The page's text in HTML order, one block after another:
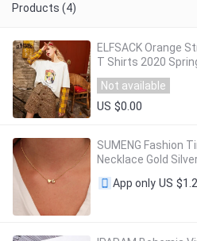
Products (4)
ELFSACK Orange
T Shirts 2020
Korean Ladies Fake
Not available
US $0.00
SUMENG Fashion
Necklace Gold
App only US